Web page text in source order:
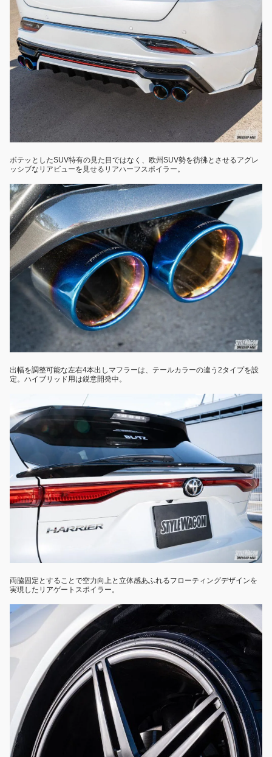
ボテッとしたSUV特有の見た目ではなく、欧州SUV勢を彷彿とさせるアグレ
ッシブなリアビューを見せるリアハーフスポイラー。
出幅を調整可能な左右4本出しマフラーは、テールカラーの違う2タイプを設
定。ハイブリッド用は鋭意開発中。
両脇固定とすることで空力向上と立体感あふれるフローティングデザインを
実現したリアゲートスポイラー。